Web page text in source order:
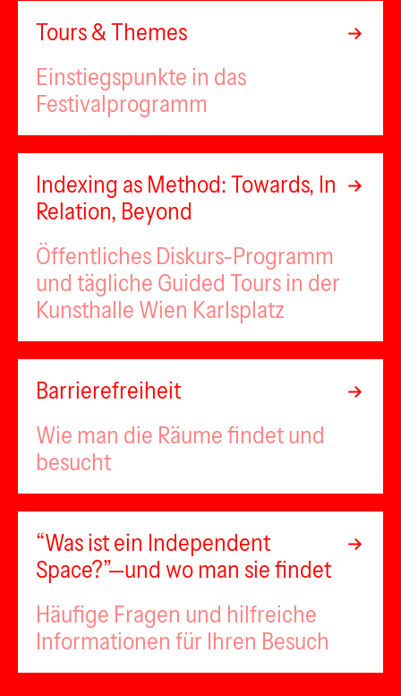
Tours & Themes
Einstiegspunkte in das
Festivalprogramm
Indexing as Method: Towards, In
Relation, Beyond
Öffentliches Diskurs-Programm
und tägliche Guided Tours in der
Kunsthalle Wien Karlsplatz
Barrierefreiheit
Wie man die Räume findet und
besucht
“Was ist ein Independent
Space?”—und wo man sie findet
Häufige Fragen und hilfreiche
Informationen für Ihren Besuch